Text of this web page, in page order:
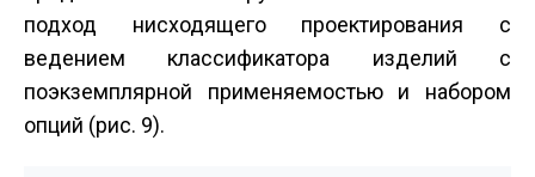
подход нисходящего проектирования с
ведением классификатора изделий с
поэкземплярной применяемостью и набором
опций (рис. 9).